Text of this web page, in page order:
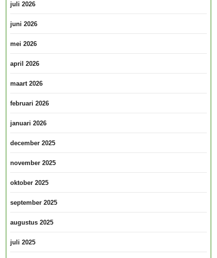
juli 2026
juni 2026
mei 2026
april 2026
maart 2026
februari 2026
januari 2026
december 2025
november 2025
oktober 2025
september 2025
augustus 2025
juli 2025